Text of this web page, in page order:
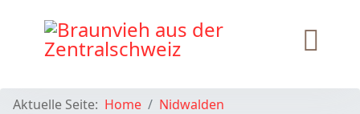
Aktuelle Seite: Home
Nidwalden